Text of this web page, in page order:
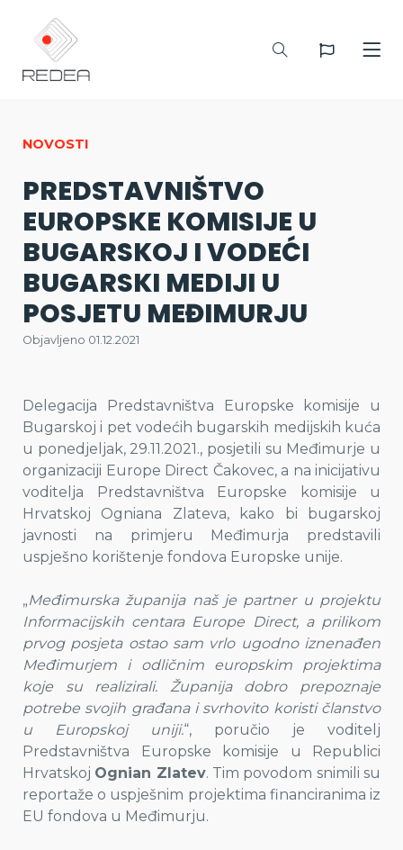
NOVOSTI
PREDSTAVNIŠTVO
EUROPSKE KOMISIJE U
BUGARSKOJ I VODEĆI
BUGARSKI MEDIJI U
POSJETU MEĐIMURJU
Objavljeno 01.12.2021
Delegacija Predstavništva Europske komisije u
Bugarskoj i pet vodećih bugarskih medijskih kuća
u ponedjeljak, 29.11.2021., posjetili su Međimurje u
organizaciji Europe Direct Čakovec, a na inicijativu
voditelja Predstavništva Europske komisije u
Hrvatskoj Ogniana Zlateva, kako bi bugarskoj
javnosti na primjeru Međimurja predstavili
uspješno korištenje fondova Europske unije.
„Međimurska županija naš je partner u projektu
Informacijskih centara Europe Direct, a prilikom
prvog posjeta ostao sam vrlo ugodno iznenađen
Međimurjem i odličnim europskim projektima
koje su realizirali. Županija dobro prepoznaje
potrebe svojih građana i svrhovito koristi članstvo
u Europskoj uniji.“, poručio je voditelj
Predstavništva Europske komisije u Republici
Hrvatskoj Ognian Zlatev. Tim povodom snimili su
reportaže o uspješnim projektima financiranima iz
EU fondova u Međimurju.